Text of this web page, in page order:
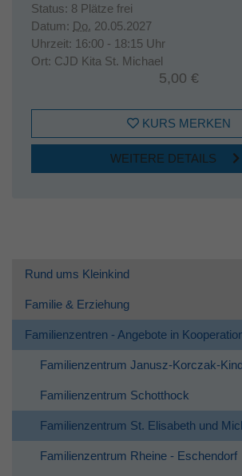
Status: 8 Plätze frei
Datum: Do. 20.05.2027
Uhrzeit: 16:00 - 18:15 Uhr
Ort: CJD Kita St. Michael
5,00 €
KURS MERKEN
WEITERE DETAILS
Rund ums Kleinkind
Familie & Erziehung
Familienzentren - Angebote in
Familienzentrum Janusz-Korczak-
Familienzentrum Schotthock
Familienzentrum St. Elisabeth und
Familienzentrum Rheine - Eschendorf